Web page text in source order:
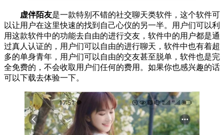
虚伴陌友是一款特别不错的社交聊天类软件，这个软件可
以让用户在这里快速的找到自己心仪的另一半。用户们可以利
用这款软件中的功能去自由的进行交友，软件中的用户都是通
过真人认证的，用户们可以自由的进行聊天，软件中也有着超
多的单身青年，用户们可以自由的交友甚至脱单，软件也是完
全免费的，不会收取用户们任何的费用。如果你也感兴趣的话
可以下载去体验一下。